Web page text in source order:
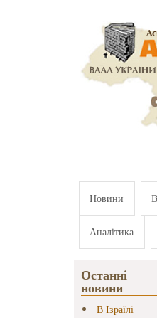
Новини
Аналітика
Останні
новини
В Ізраїлі